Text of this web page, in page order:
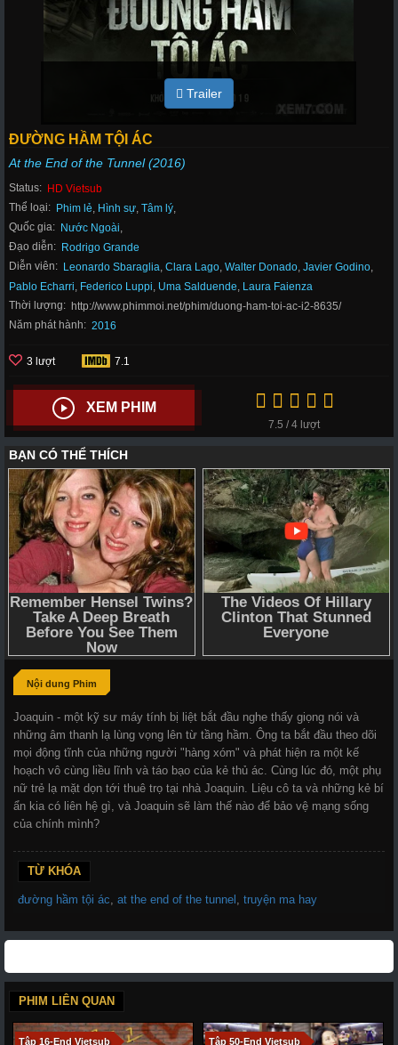
Trailer
ĐƯỜNG HẦM TỘI ÁC
At the End of the Tunnel (2016)
Status: HD Vietsub
Thể loại: Phim lẻ, Hình sự, Tâm lý,
Quốc gia: Nước Ngoài,
Đạo diễn: Rodrigo Grande
Diễn viên: Leonardo Sbaraglia, Clara Lago, Walter Donado, Javier Godino,
Pablo Echarri, Federico Luppi, Uma Salduende, Laura Faienza
Thời lượng: http://www.phimmoi.net/phim/duong-ham-toi-ac-i2-8635/
Năm phát hành: 2016
3 lượt 7.1
XEM PHIM
7.5 / 4 lượt
Nội dung Phim
Joaquin - một kỹ sư máy tính bị liệt bắt đầu nghe thấy giọng nói và
những âm thanh lạ lùng vọng lên từ tầng hầm. Ông ta bắt đầu theo dõi
mọi động tĩnh của những người "hàng xóm" và phát hiện ra một kế
hoạch vô cùng liều lĩnh và táo bạo của kẻ thủ ác. Cùng lúc đó, một phụ
nữ trẻ lạ mặt dọn tới thuê trọ tại nhà Joaquin. Liệu cô ta và những kẻ bí
ẩn kia có liên hệ gì, và Joaquin sẽ làm thế nào để bảo vệ mạng sống
của chính mình?
TỪ KHÓA
đường hầm tội ác at the end of the tunnel truyện ma hay
PHIM LIÊN QUAN
Tập 16-End Vietsub Tập 50-End Vietsub